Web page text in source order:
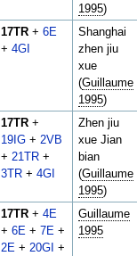
1995)
17TR +6E
+4GI
Shanghai
zhen jiu
xue
(Guillaume
1995)
17TR +
19IG +2VB
+21TR +
3TR +4GI
Zhen jiu
xue Jian
bian
(Guillaume
1995)
17TR +4E
+6E +7E +
2E +20GI +
Guillaume
1995